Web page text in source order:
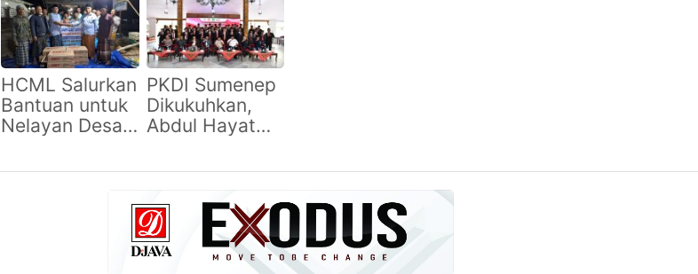
Koperasi
Sehat, Bukti
Tata Kelola
Profesional
Minta ASN
Perkuat
Kolaborasi dan
Tingkatkan
Pelayanan
Masyarakat
HCML Salurkan
Bantuan untuk
Nelayan Desa
Warga
PKDI Sumenep
Dikukuhkan,
Abdul Hayat
Aspirasi Kepala